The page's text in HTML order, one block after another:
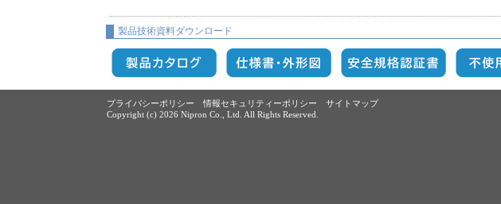
製品技術資料ダウンロード
プライバシーポリシー 情報セキュリティーポリシー
サイトマップ
Copyright (c) 2026 Nipron Co., Ltd. All Rights Reserved.